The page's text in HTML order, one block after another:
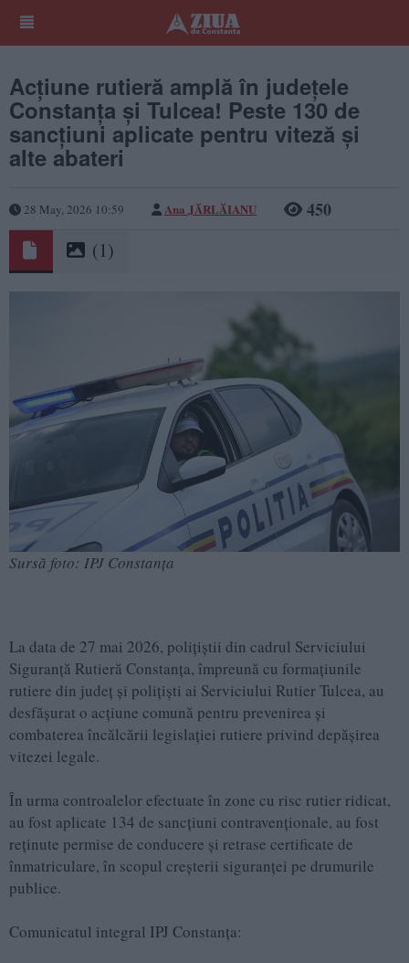
Acțiune rutieră amplă în județele
Constanța și Tulcea! Peste 130 de
sancțiuni aplicate pentru viteză și
alte abateri
28 May, 2026 10:59 Ana JĂRLĂIANU 450
(1)
Sursă foto: IPJ Constanța
La data de 27 mai 2026, polițiștii din cadrul Serviciului
Siguranță Rutieră Constanța, împreună cu formațiunile
rutiere din județ și polițiști ai Serviciului Rutier Tulcea, au
desfășurat o acțiune comună pentru prevenirea și
combaterea încălcării legislației rutiere privind depășirea
vitezei legale.
În urma controalelor efectuate în zone cu risc rutier ridicat,
au fost aplicate 134 de sancțiuni contravenționale, au fost
reținute permise de conducere și retrase certificate de
înmatriculare, în scopul creșterii siguranței pe drumurile
publice.
Comunicatul integral IPJ Constanța: